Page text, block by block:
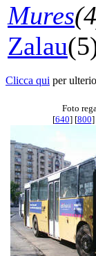
Mures
Zalau
Clicca qui per
Foto
[640] [800]